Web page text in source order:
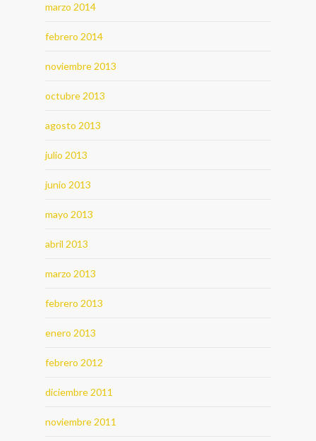
marzo 2014
febrero 2014
noviembre 2013
octubre 2013
agosto 2013
julio 2013
junio 2013
mayo 2013
abril 2013
marzo 2013
febrero 2013
enero 2013
febrero 2012
diciembre 2011
noviembre 2011